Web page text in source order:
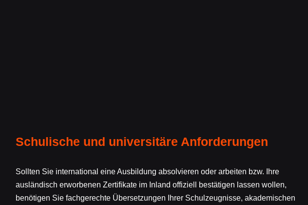
Schulische und universitäre Anforderungen
Sollten Sie international eine Ausbildung absolvieren oder arbeiten bzw. Ihre
ausländisch erworbenen Zertifikate im Inland offiziell bestätigen lassen wollen,
benötigen Sie fachgerechte Übersetzungen Ihrer Schulzeugnisse, akademischen